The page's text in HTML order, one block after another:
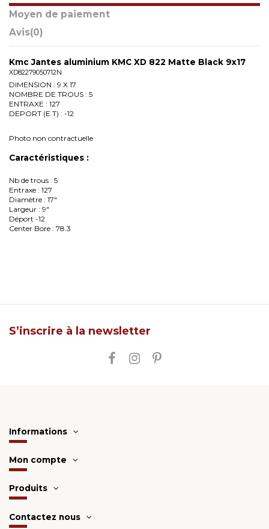
Moyen de paiement
Avis(0)
Kmc Jantes aluminium KMC XD 822 Matte Black 9x17
XD82279050712N
DIMENSION : 9 X 17
NOMBRE DE TROUS : 5
ENTRAXE : 127
DEPORT (E.T) : -12
Photo non contractuelle
Caractéristiques :
Nb de trous : 5
Entraxe : 127
Diamètre : 17"
Largeur : 9"
Déport -12
Center Bore : 78.3
S’inscrire à la newsletter
Informations
Mon compte
Produits
Contactez nous